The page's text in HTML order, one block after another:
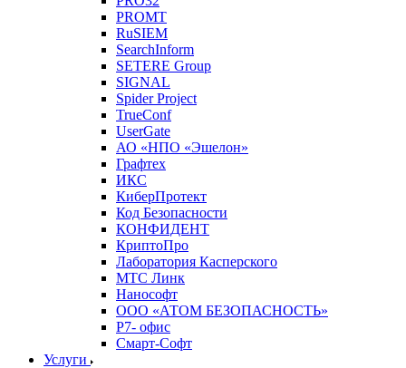
PROMT
RuSIEM
SearchInform
SETERE Group
SIGNAL
Spider Project
TrueConf
UserGate
АО «НПО «Эшелон»
Графтех
ИКС
КиберПротект
Код Безопасности
КОНФИДЕНТ
КриптоПро
Лаборатория Касперского
МТС Линк
Нанософт
ООО «АТОМ БЕЗОПАСНОСТЬ»
Р7- офис
Смарт-Софт
Услуги